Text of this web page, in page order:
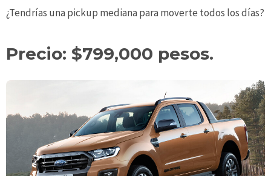
¿Tendrías una pickup mediana para moverte todos los días?
Precio: $799,000 pesos.